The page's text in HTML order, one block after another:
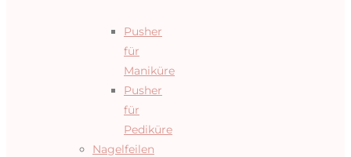
Pusher
für
Maniküre
Pusher
für
Pediküre
Nagelfeilen